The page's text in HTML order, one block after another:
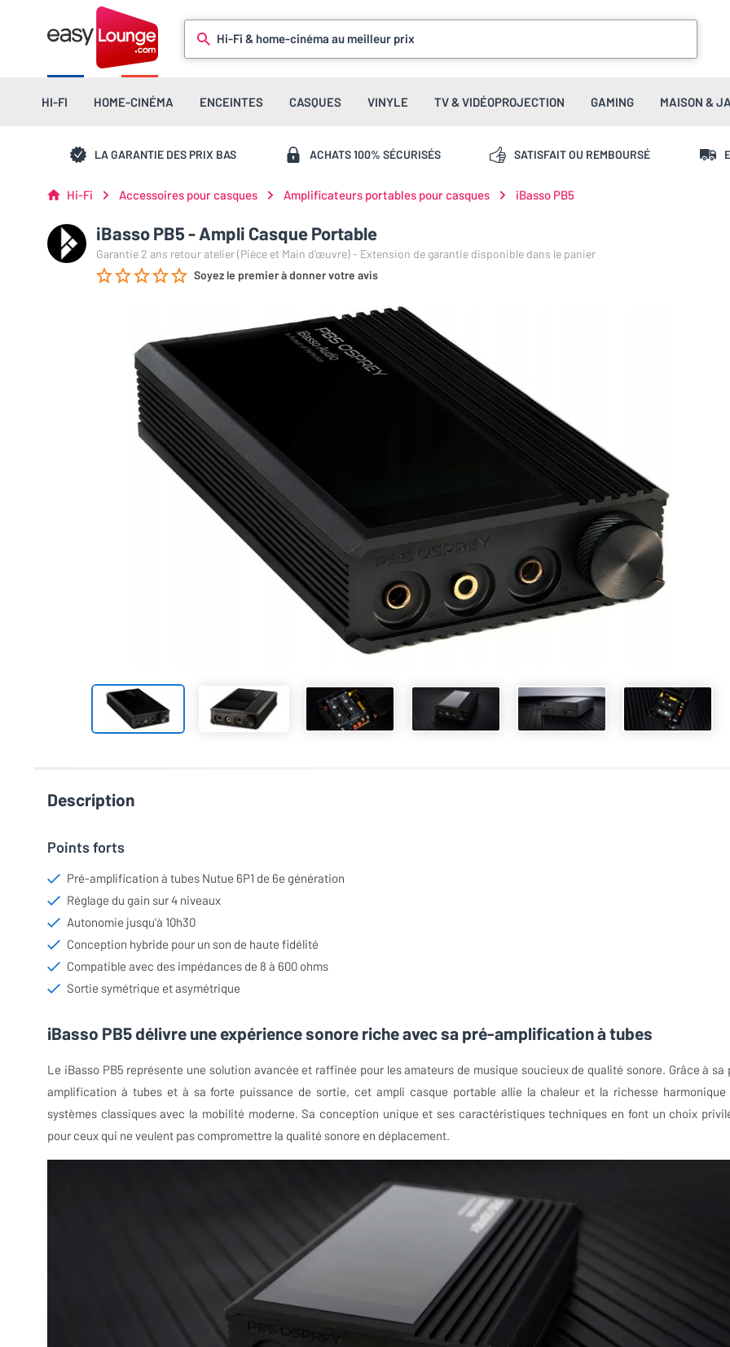
Hi-Fi & home-cinéma au meilleur prix
HI-FI HOME-CINÉMA ENCEINTES CASQUES VINYLE TV & VIDÉOPROJECTION GAMING MAISON &
LA GARANTIE DES PRIX BAS ACHATS 100% SÉCURISÉS SATISFAIT OU REMBOURSÉ
Hi-Fi Accessoires pour casques Amplificateurs portables pour casques iBasso PB5
iBasso PB5 - Ampli Casque Portable
Garantie 2 ans retour atelier (Pièce et Main d’œuvre) - Extension de garantie disponible dans le panier
Soyez le premier à donner votre avis
Description
Points forts
Pré-amplification à tubes Nutue 6P1 de 6e génération
Réglage du gain sur 4 niveaux
Autonomie jusqu'à 10h30
Conception hybride pour un son de haute fidélité
Compatible avec des impédances de 8 à 600 ohms
Sortie symétrique et asymétrique
iBasso PB5 délivre une expérience sonore riche avec sa pré-amplification à tubes
Le iBasso PB5 représente une solution avancée et raffinée pour les amateurs de musique soucieux de qualité sonore. Grâce à sa
amplification à tubes et à sa forte puissance de sortie, cet ampli casque portable allie la chaleur et la richesse harmonique
systèmes classiques avec la mobilité moderne. Sa conception unique et ses caractéristiques techniques en font un choix
pour ceux qui ne veulent pas compromettre la qualité sonore en déplacement.